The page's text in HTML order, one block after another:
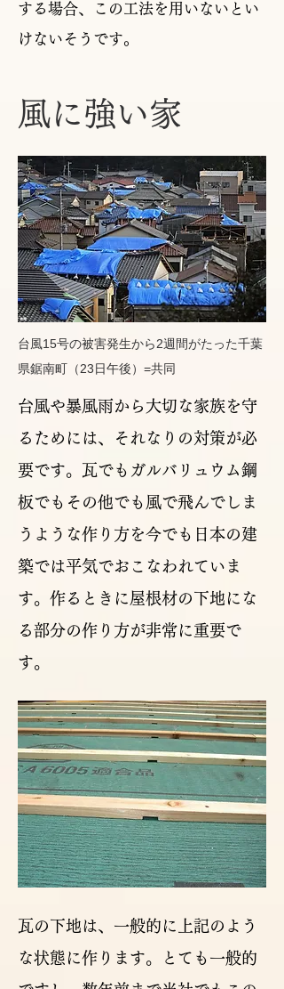
する場合、この工法を用いないとい
けないそうです。
風に強い家
台風15号の被害発生から2週間がたった千葉
県鋸南町（23日午後）=共同
台風や暴風雨から大切な家族を守
るためには、それなりの対策が必
要です。瓦でもガルバリュウム鋼
板でもその他でも風で飛んでしま
うような作り方を今でも日本の建
築では平気でおこなわれていま
す。作るときに屋根材の下地にな
る部分の作り方が非常に重要で
す。
瓦の下地は、一般的に上記のよう
な状態に作ります。とても一般的